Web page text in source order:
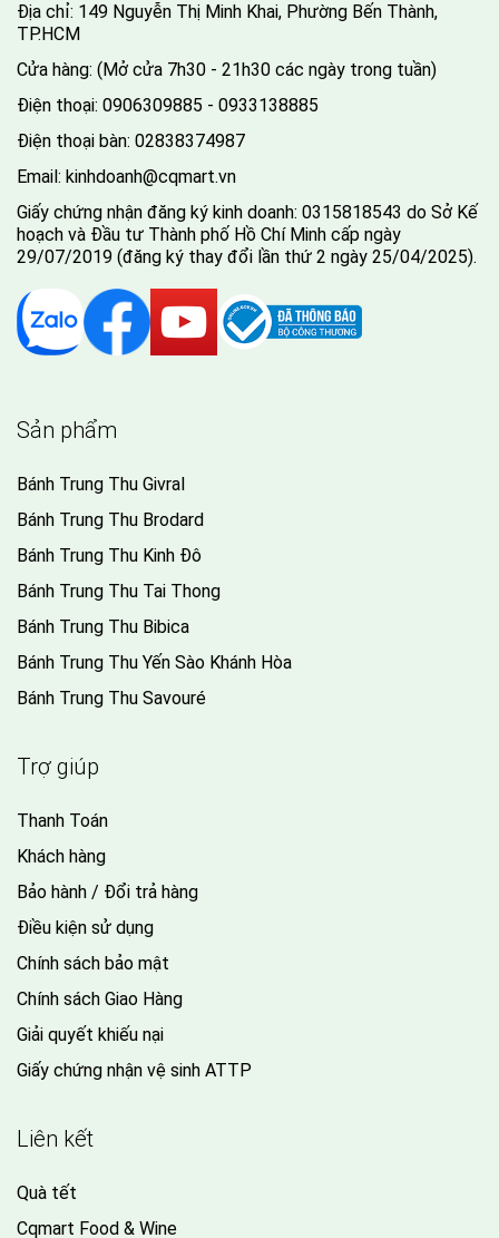
Bánh Trung Thu Savouré
Trợ giúp
Thanh Toán
Khách hàng
Bảo hành / Đổi trả hàng
Điều kiện sử dụng
Chính sách bảo mật
Chính sách Giao Hàng
Giải quyết khiếu nại
Quà tết
Cqmart Food & Wine
Báo chí